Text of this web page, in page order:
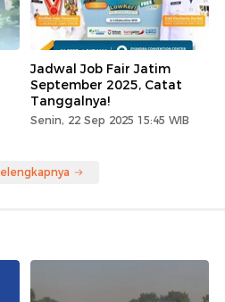
Jadwal Job Fair Jatim
September 2025, Catat
Tanggalnya!
Senin, 22 Sep 2025 15:45 WIB